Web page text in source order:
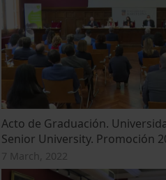
Acto de Graduación.
Senior University. Promoción
7 March, 2022